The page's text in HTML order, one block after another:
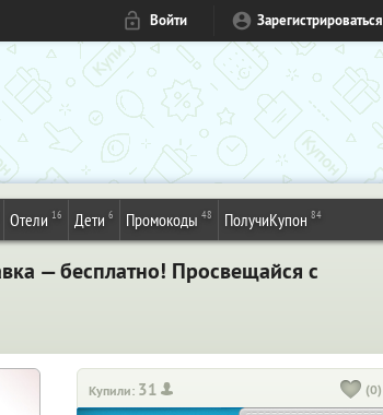
Войти Зарегистрироваться
Отели 16 Дети 6 Промокоды 48 ПолучиКупон 84
— бесплатно! Просвещайся с
Купили: 31 (0)